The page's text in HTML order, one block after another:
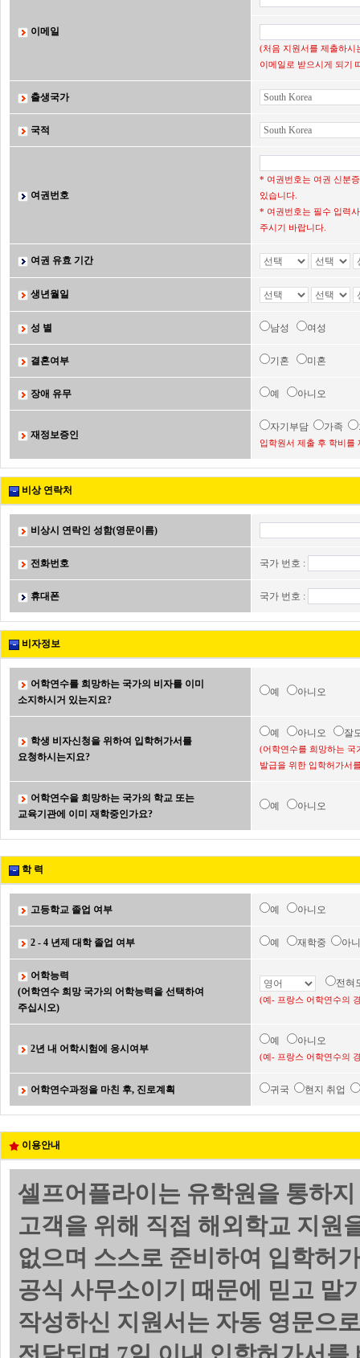
이메일
(처음 지원서를 제출하시
이메일로 받으시게 되기
출생국가
국적
여권번호
* 여권번호는 여권 신분
있습니다.
* 여권번호는 필수 입력
주시기 바랍니다.
여권 유효 기간
생년월일
성 별 남성 여성
결혼여부 기혼 미혼
장애 유무 예 아니오
재정보증인
자기부담 가족
입학원서 제출 후 학비를
비상 연락처
비상시 연락인 성함(영문이름)
전화번호 국가 번호 :
휴대폰 국가 번호 :
비자정보
어학연수를 희망하는 국가의 비자를 이미
소지하시거 있는지요?
예 아니오
학생 비자신청을 위하여 입학허가서를
요청하시는지요?
예 아니오 잘
(어학연수를 희망하는 국
발급을 위한 입학허가서
어학연수을 희망하는 국가의 학교 또는
교육기관에 이미 재학중인가요?
예 아니오
학 력
고등학교 졸업 여부 예 아니오
2 - 4 년제 대학 졸업 여부 예 재학중 아
어학능력
(어학연수 희망 국가의 어학능력을 선택하여
주십시오)
전
(예- 프랑스 어학연수의
2년 내 어학시험에 응시여부
예 아니오
(예- 프랑스 어학연수의
어학연수과정을 마친 후, 진로계획 귀국 현지 취업
이용안내
셀프어플라이는 유학원을 통하
고객을 위해 직접 해외학교 지원
없으며 스스로 준비하여 입학허
공식 사무소이기 때문에 믿고 맡
작성하신 지원서는 자동 영문으